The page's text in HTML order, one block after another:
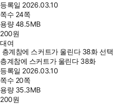
등록일 2026.03.10
쪽수 24쪽
용량48.5MB
200원
대여
층계참에 스커트가 울린다 38화 선택
층계참에 스커트가 울린다 38화
등록일 2026.03.10
쪽수 20쪽
용량 35.3MB
200원